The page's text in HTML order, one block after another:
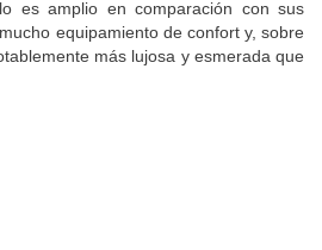
desahogadamente (Impresiones de
es amplio en comparación con sus
equipamiento de confort y, sobre
más lujosa y esmerada que